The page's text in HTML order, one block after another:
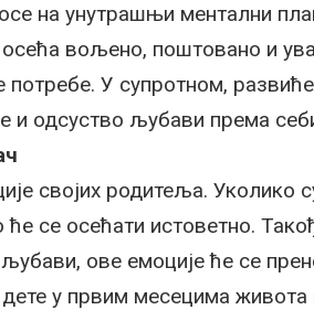
на унутрашњи ментални
вољено, поштовано и
потребе. У супротном,
и одсуство љубави према
својих родитеља.
се осећати истоветно.
ове емоције ће се
у првим месецима живота